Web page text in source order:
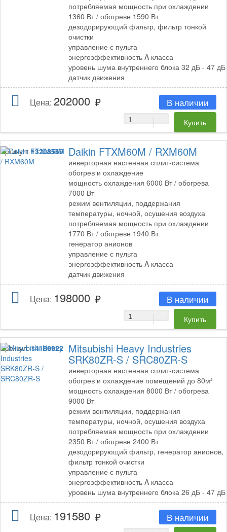
потребляемая мощность при охлаждении
1360 Вт / обогреве 1590 Вт
дезодорирующий фильтр, фильтр тонкой
очистки
управление с пульта
энергоэффективность A класса
уровень шума внутреннего блока 32 дБ - 47 дБ
датчик движения
Цена: 202000 В наличии
Артикул: 13208569 Daikin FTXM60M / RXM60M
инверторная настенная сплит-система
обогрев и охлаждение
мощность охлаждения 6000 Вт / обогрева
7000 Вт
режим вентиляции, поддержания
температуры, ночной, осушения воздуха
потребляемая мощность при охлаждении
1770 Вт / обогреве 1940 Вт
генератор анионов
управление с пульта
энергоэффективность A класса
датчик движения
Цена: 198000 В наличии
Артикул:14180922 Mitsubishi Heavy Industries
SRK80ZR-S / SRC80ZR-S
инверторная настенная сплит-система
обогрев и охлаждение помещений до 80м²
мощность охлаждения 8000 Вт / обогрева
9000 Вт
режим вентиляции, поддержания
температуры, ночной, осушения воздуха
потребляемая мощность при охлаждении
2350 Вт / обогреве 2400 Вт
дезодорирующий фильтр, генератор анионов,
фильтр тонкой очистки
управление с пульта
энергоэффективность A класса
уровень шума внутреннего блока 26 дБ - 47 дБ
Цена: 191580 В наличии